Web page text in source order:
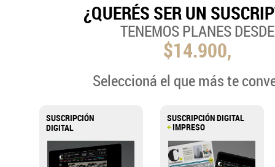
¿QUERÉS SER UN
TENEMOS PLANES DESDE
$14.900,
Seleccioná el que más te
SUSCRIPCIÓN
DIGITAL
SUSCRIPCIÓN DIGITAL
+IMPRESO